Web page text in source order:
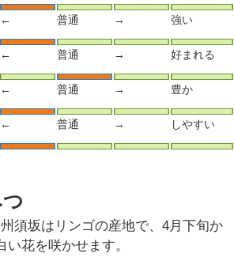
← 普通 → 強い
← 普通 → 好まれる
← 普通 → 豊か
← 普通 → しやすい
須坂はリンゴの産地で、4月下旬か
い花を咲かせます。